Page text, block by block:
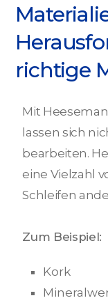
richtige
Mit
lassen sich
bearbeiten.
eine Vielzahl
Schleifen
Zum Beispiel:
Kork